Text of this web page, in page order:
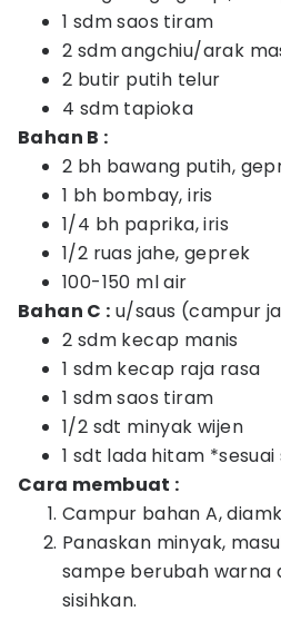
1 sdm saos tiram
2 sdm angchiu/arak
2 butir putih telur
4 sdm tapioka
Bahan B :
2 bh bawang putih,
1 bh bombay, iris
1/4 bh paprika, iris
1/2 ruas jahe, geprek
100-150 ml air
Bahan C : u/saus (campur
2 sdm kecap manis
1 sdm kecap raja rasa
1 sdm saos tiram
1/2 sdt minyak wijen
1 sdt lada hitam
Cara membuat :
Campur bahan A,
Panaskan minyak,
sampe berubah warna
sisihkan.